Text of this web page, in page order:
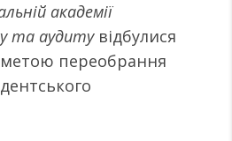
академії
та аудитувідбулися
метою переобрання